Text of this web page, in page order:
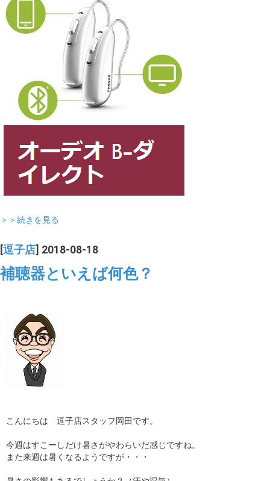
＞＞続きを見る
[逗子店] 2018-08-18
補聴器といえば何色？
こんにちは 逗子店スタッフ岡田です。
今週はすこーしだけ暑さがやわらいだ感じですね。
また来週は暑くなるようですが・・・